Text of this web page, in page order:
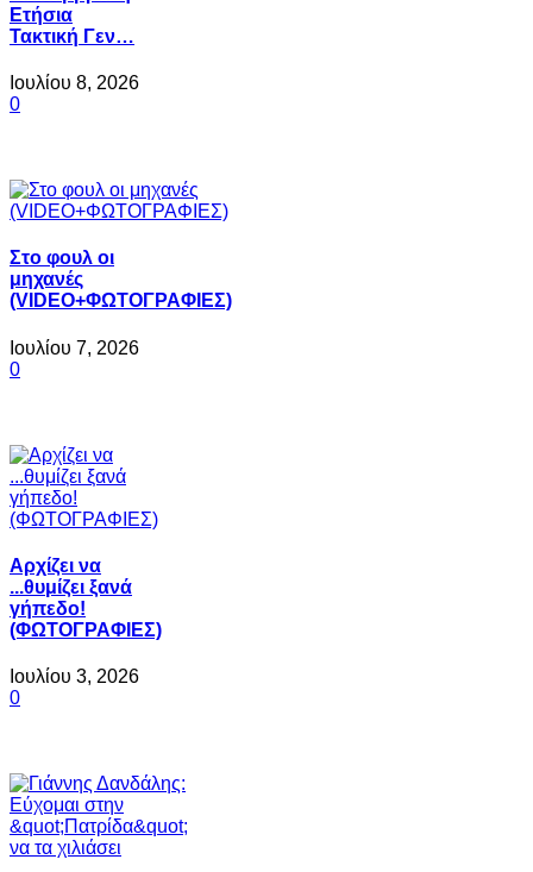
Ετήσια
Τακτική Γεν…
Ιουλίου 8, 2026
0
Στο φουλ οι
μηχανές
(VIDEO+ΦΩΤΟΓΡΑΦΙΕΣ)
Ιουλίου 7, 2026
0
Αρχίζει να
...θυμίζει ξανά
γήπεδο!
(ΦΩΤΟΓΡΑΦΙΕΣ)
Ιουλίου 3, 2026
0